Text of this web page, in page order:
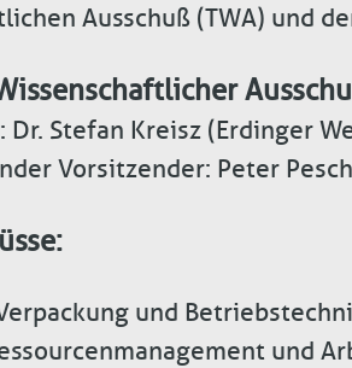
Ausschuß (TWA) und
Dr. Stefan Kreisz (Erdinger
Vorsitzender: Peter
und
und